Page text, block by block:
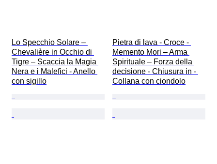
Lo Specchio Solare –
Chevalière in Occhio di
Tigre – Scaccia la Magia
Nera e i Malefici - Anello
con sigillo
Pietra di lava - Croce -
Memento Mori – Arma
Spirituale – Forza della
decisione - Chiusura in -
Collana con ciondolo